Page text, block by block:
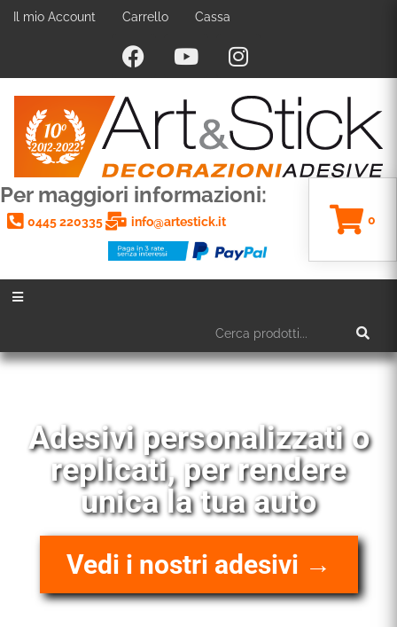
Il mio Account Carrello Cassa
Per maggiori informazioni:
0445 220335 info@artestick.it 0
personalizzati o
replicati, per rendere
unica la tua auto
Vedi i nostri adesivi →